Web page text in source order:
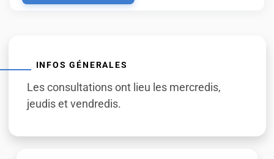
INFOS GÉNERALES
Les consultations ont lieu les mercredis,
jeudis et vendredis.